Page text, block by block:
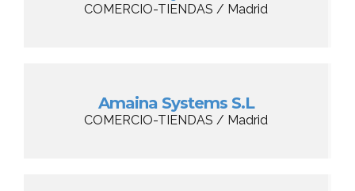
COMERCIO-TIENDAS / Madrid
Amaina Systems S.L
COMERCIO-TIENDAS / Madrid